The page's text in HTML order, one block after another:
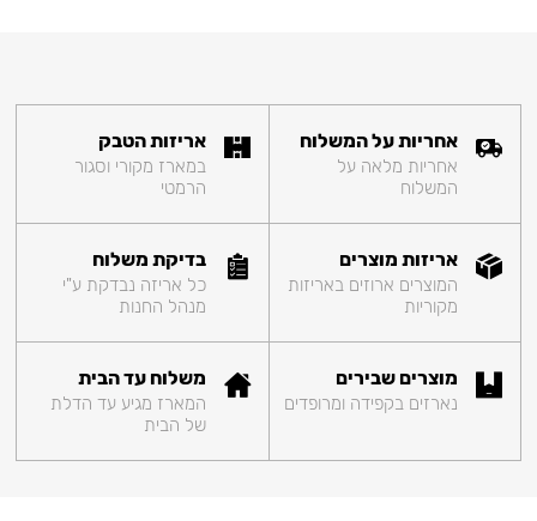
אחריות על המשלוח
אחריות מלאה על
המשלוח
אריזות הטבק
במארז מקורי וסגור
הרמטי
אריזות מוצרים
המוצרים ארוזים באריזות
מקוריות
בדיקת משלוח
כל אריזה נבדקת ע"י
מנהל החנות
מוצרים שבירים
נארזים בקפידה ומרופדים
משלוח עד הבית
המארז מגיע עד הדלת
של הבית